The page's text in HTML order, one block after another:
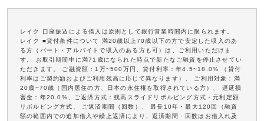
レイク 口座振込による借入は原則として銀行営業時間内に限られます。
レイク ■貸付条件について 満20歳以上70歳以下の方で安定した収入のあ
る方（パート・アルバイトで収入のある方も可）は、ご利用いただけま
す。 お取引期間中に満71歳になられた時点で新たなご融資を停止させてい
ただきます。 ご融資額：1万~500万円、貸付利率：年4.5~18.0% （貸付
利率はご契約額およびご利用残高に応じて異なります）、 ご利用対象：満
20歳~70歳（国内居住の方、日本の永住権を取得されている方）、 遅延損
害金：年20.0%、ご返済方式：残高スライドリボルビング方式・元利定額
リボルビング方式、 ご返済期間（回数）、 最長10年・最大120回（融資
額の範囲内での追加借入や繰上返済により、返済期間・回数はお借入れ及